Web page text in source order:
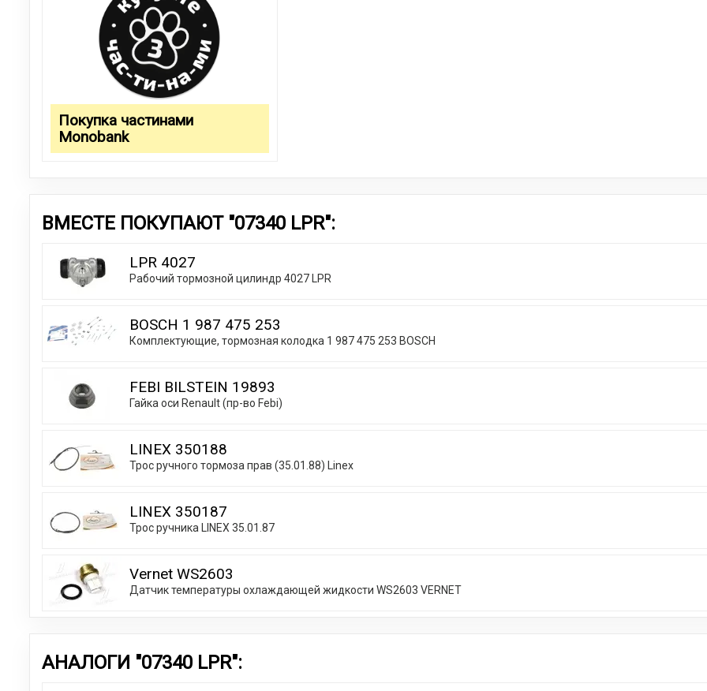
Покупка частинами
Monobank
ВМЕСТЕ ПОКУПАЮТ "07340 LPR":
LPR 4027
Рабочий тормозной цилиндр 4027 LPR
BOSCH 1 987 475 253
Комплектующие, тормозная колодка 1 987 475 253 BOSCH
FEBI BILSTEIN 19893
Гайка оси Renault (пр-во Febi)
LINEX 350188
Трос ручного тормоза прав (35.01.88) Linex
LINEX 350187
Трос ручника LINEX 35.01.87
Vernet WS2603
Датчик температуры охлаждающей жидкости WS2603 VERNET
АНАЛОГИ "07340 LPR":